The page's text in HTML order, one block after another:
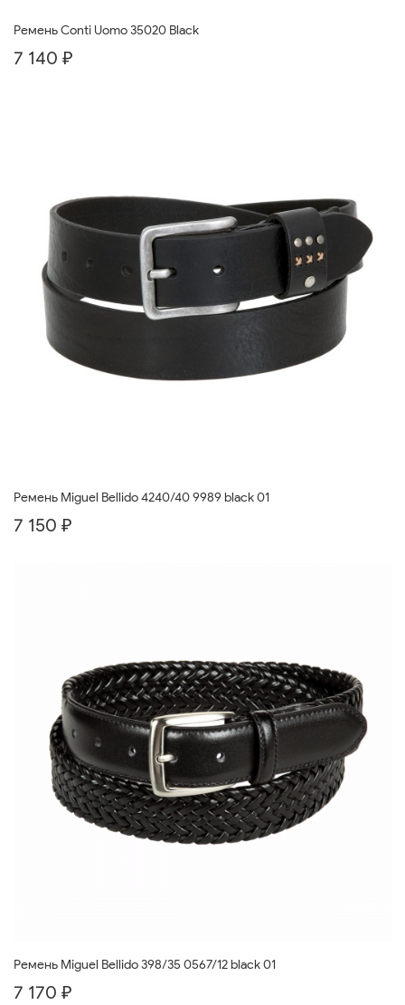
Ремень Conti Uomo 35020 Black
7 140 ₽
Ремень Miguel Bellido 4240/40 9989 black 01
7 150 ₽
Ремень Miguel Bellido 398/35 0567/12 black 01
7 170 ₽